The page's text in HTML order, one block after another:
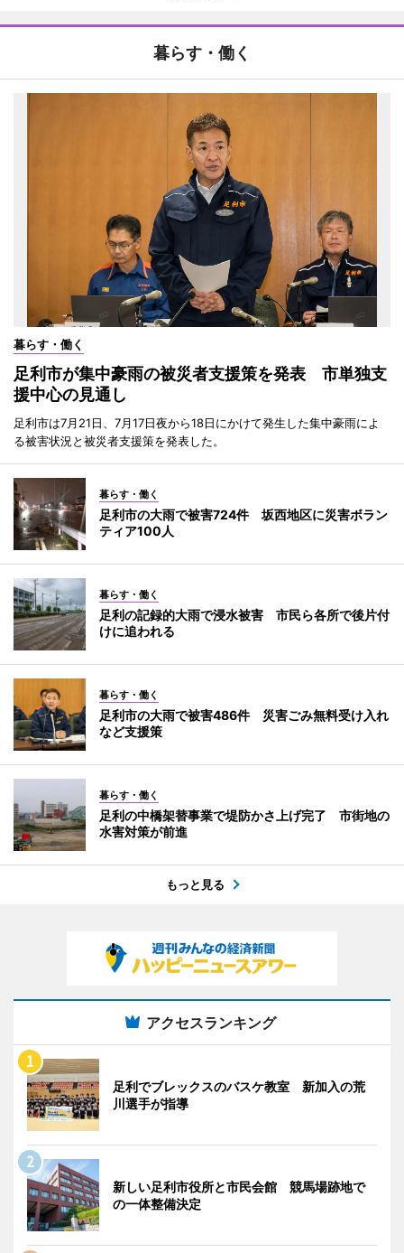
暮らす・働く
暮らす・働く
足利市が集中豪雨の被災者支援策を発表 市単独支
援中心の見通し
足利市は7月21日、7月17日夜から18日にかけて発生した集中豪雨によ
る被害状況と被災者支援策を発表した。
暮らす・働く
足利市の大雨で被害724件 坂西地区に災害ボラン
ティア100人
暮らす・働く
足利の記録的大雨で浸水被害 市民ら各所で後片付
けに追われる
暮らす・働く
足利市の大雨で被害486件 災害ごみ無料受け入れ
など支援策
暮らす・働く
足利の中橋架替事業で堤防かさ上げ完了 市街地の
水害対策が前進
もっと見る
アクセスランキング
足利でブレックスのバスケ教室 新加入の荒
川選手が指導
新しい足利市役所と市民会館 競馬場跡地で
の一体整備決定